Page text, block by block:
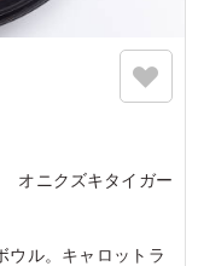
オニクズキタイガー
ウル。キャロットラ